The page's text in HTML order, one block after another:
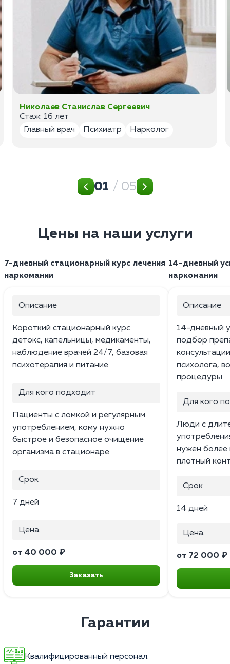
Николаев Станислав Сергеевич
Стаж: 16 лет
Главный врач
Психиатр Нарколог
01 / 05
Цены на наши услуги
7-дневный стационарный курс лечения
наркомании
Описание
Короткий стационарный курс:
детокс, капельницы, медикаменты,
наблюдение врачей 24/7, базовая
психотерапия и питание.
Для кого подходит
Пациенты с ломкой и регулярным
употреблением, кому нужно
быстрое и безопасное очищение
организма в стационаре.
Срок
7 дней
Цена
от 40 000 ₽
Заказать
14-дневный
наркомании
Описание
14-дневный
подбор
психолога,
процедуры.
Для кого
Люди с
нужен более
плотный
Срок
14 дней
Цена
от 72 000 ₽
Гарантии
Квалифицированный персонал.